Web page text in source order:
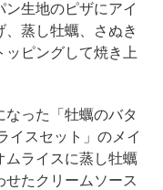
生地のピザにアイ
蒸し牡蠣、さぬき
ピングして焼き上
った「牡蠣のバタ
イスセット」のメイ
ムライスに蒸し牡蠣
せたクリームソース